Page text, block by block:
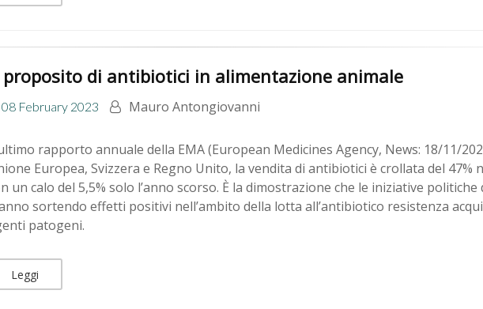
proposito di antibiotici in alimentazione animale
08 February 2023 Mauro Antongiovanni
rapporto annuale della EMA (European Medicines Agency, News: 18/11/
Europea, Svizzera e Regno Unito, la vendita di antibiotici è crollata del 47%
un calo del 5,5% solo l’anno scorso. È la dimostrazione che le iniziative politiche
sortendo effetti positivi nell’ambito della lotta all’antibiotico resistenza
patogeni.
Leggi